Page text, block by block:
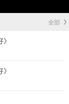
全部